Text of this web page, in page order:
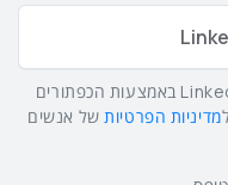
בלחיצה על Google, Microsoft וLinkedIn באמצעות הכפתורים
מדיניות הפרטיותשל אנשים